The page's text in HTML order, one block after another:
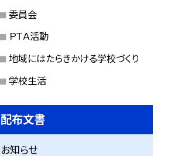
委員会
ＰＴＡ活動
地域にはたらきかける学校づくり
学校生活
配布文書
お知らせ